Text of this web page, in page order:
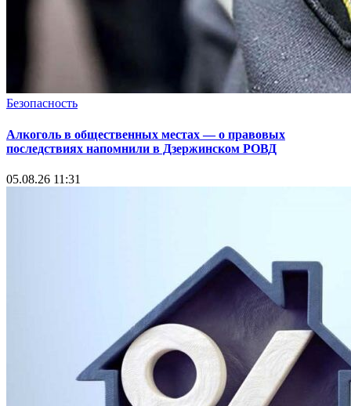
Безопасность
Алкоголь в общественных местах — о правовых
последствиях напомнили в Дзержинском РОВД
05.08.26 11:31